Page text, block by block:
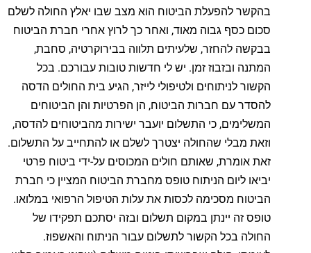
בהקשר להפעלת הביטוח הוא מצב שבו יאלץ החולה לשלם
סכום כסף גבוה מאוד, ואחר כך לרוץ אחרי חברת הביטוח
בבקשה להחזר, שלעיתים תלווה בבירוקרטיה, סחבת,
המתנה ובזבוז זמן. יש לי חדשות טובות עבורכם. בכל
הקשור לניתוחים ולטיפולי לייזר, הגיע בית החולים הדסה
להסדר עם חברות הביטוח, הן הפרטיות והן הביטוחים
המשלימים, כי התשלום יועבר ישירות מהביטוחים להדסה,
וזאת מבלי שהחולה יצטרך לשלם או להתחייב על התשלום.
זאת אומרת, שאותם חולים המכוסים על-ידי ביטוח פרטי
יביאו ליום הניתוח טופס מחברת הביטוח המציין כי חברת
הביטוח מסכימה לכסות את עלות הטיפול הרפואי במלואו.
טופס זה יינתן במקום תשלום ובזה יסתכם תפקידו של
החולה בכל הקשור לתשלום עבור הניתוח והאשפוז.